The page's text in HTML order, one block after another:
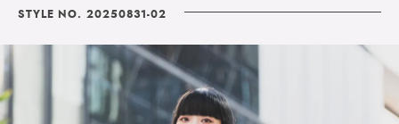
STYLE NO. 20250831-02